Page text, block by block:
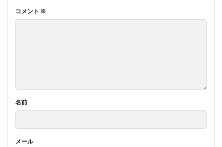
コメント ※
名前
メール